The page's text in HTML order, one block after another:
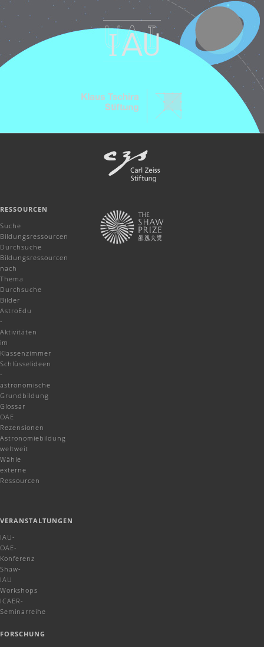
RESSOURCEN
Suche
Bildungsressourcen
Durchsuche
Bildungsressourcen
nach
Thema
Durchsuche
Bilder
AstroEdu
-
Aktivitäten
im
Klassenzimmer
Schlüsselideen
-
astronomische
Grundbildung
Glossar
OAE
Rezensionen
Astronomiebildung
weltweit
Wähle
externe
Ressourcen
VERANSTALTUNGEN
IAU-
OAE-
Konferenz
Shaw-
IAU
Workshops
ICAER-
Seminarreihe
FORSCHUNG